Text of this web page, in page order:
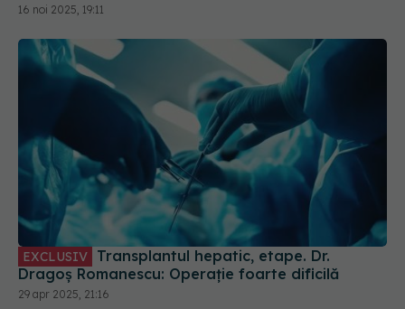
16 noi 2025, 19:11
EXCLUSIV
Dragoș Romanescu: Operație foarte dificilă
29 apr 2025, 21:16